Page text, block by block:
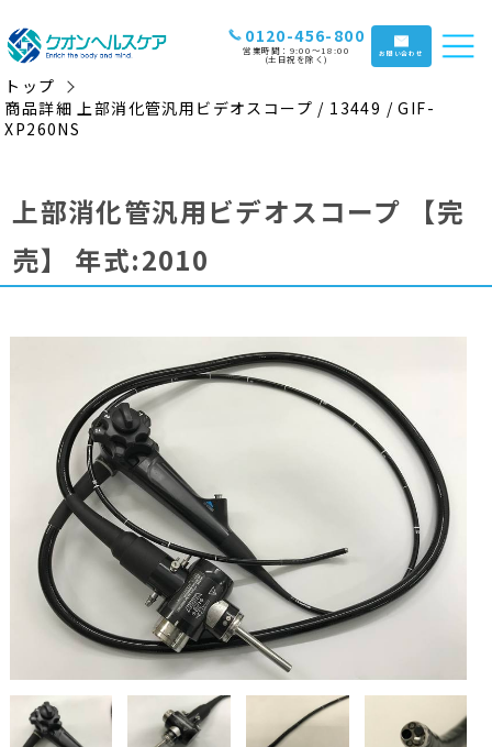
0120-456-800
営業時間：9:00〜18:00
(土日祝を除く) お問い合わせ
トップ
商品詳細 上部消化管汎用ビデオスコープ / 13449 / GIF-
XP260NS
上部消化管汎用ビデオスコープ
【完
売】
年式:2010